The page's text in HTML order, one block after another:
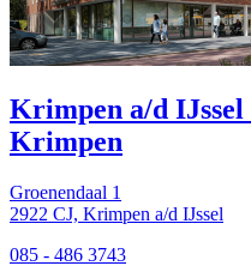
Krimpen a/d IJssel
Krimpen
Groenendaal 1
2922 CJ, Krimpen a/d IJssel
085 - 486 3743